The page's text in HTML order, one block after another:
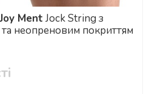
Ment Jock String з
неопреновим покриттям